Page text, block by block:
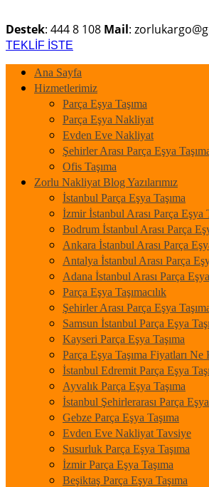
Destek: 444 8 108 Mail:
TEKLİF İSTE
Ana Sayfa
Hizmetlerimiz
Parça Eşya Taşıma
Parça Eşya Nakliyat
Evden Eve Nakliyat
Şehirler Arası Parça Eşya
Ofis Taşıma
Zorlu Nakliyat Blog Yazılarımız
İstanbul Parça Eşya Taşıma
İzmir İstanbul Arası Parça Eşya
Bodrum İstanbul Arası Parça
Ankara İstanbul Arası Parça
Antalya İstanbul Arası Parça
Adana İstanbul Arası Parça
Parça Eşya Taşımacılık
Şehirler Arası Parça Eşya
Samsun İstanbul Parça Eşya
Kayseri Parça Eşya Taşıma
Parça Eşya Taşıma Fiyatları Ne
İstanbul Edremit Parça Eşya
Ayvalık Parça Eşya Taşıma
İstanbul Şehirlerarası Parça Eşya
Gebze Parça Eşya Taşıma
Evden Eve Nakliyat Tavsiye
Susurluk Parça Eşya Taşıma
İzmir Parça Eşya Taşıma
Beşiktaş Parça Eşya Taşıma